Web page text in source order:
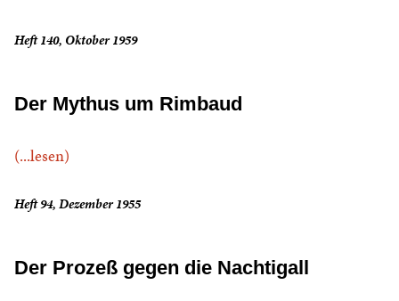
Heft 140, Oktober 1959
Der Mythus um Rimbaud
(...lesen)
Heft 94, Dezember 1955
Der Prozeß gegen die Nachtigall